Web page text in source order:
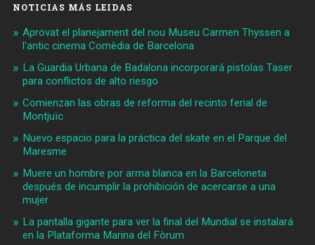
NOTICIAS MÁS LEIDAS
Aprovat el planejament del nou Museu Carmen Thyssen a
l'antic cinema Comèdia de Barcelona
La Guardia Urbana de Badalona incorporará pistolas Taser
para conflictos de alto riesgo
Comienzan las obras de reforma del recinto ferial de
Montjuïc
Nuevo espacio para la práctica del skate en el Parque del
Maresme
Muere un hombre por arma blanca en la Barceloneta
después de incumplir la prohibición de acercarse a una
mujer
La pantalla gigante para ver la final del Mundial se instalará
en la Plataforma Marina del Fòrum